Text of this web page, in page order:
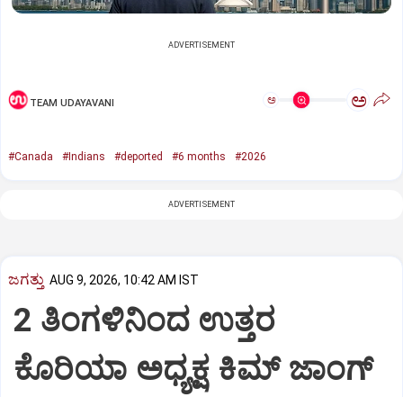
ADVERTISEMENT
TEAM UDAYAVANI ಅ ಅ
#Canada #Indians #deported #6 months #2026
ADVERTISEMENT
ಜಗತ್ತು AUG 9, 2026, 10:42 AM IST
2 ತಿಂಗಳಿನಿಂದ ಉತ್ತರ
ಕೊರಿಯಾ ಅಧ್ಯಕ್ಷ ಕಿಮ್‌ ಜಾಂಗ್‌